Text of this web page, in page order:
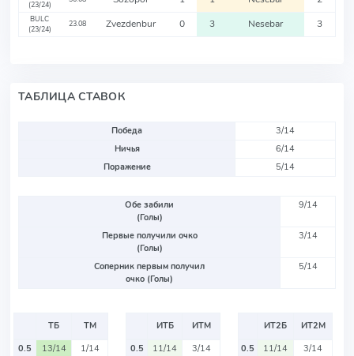
(23/24)
BULC
(23/24)
23.08 Zvezdenbur 0 3 Nesebar 3
ТАБЛИЦА СТАВОК
Победа
3/14
Ничья
6/14
Поражение
5/14
Обе забили
(Голы)
9/14
Первые получили очко
(Голы)
3/14
Соперник первым получил
очко (Голы)
5/14
ТБ
ТМ
0.5
13/14
1/14
ИТБ
ИТМ
0.5
11/14
3/14
ИТ2Б
ИТ2М
0.5
11/14
3/14